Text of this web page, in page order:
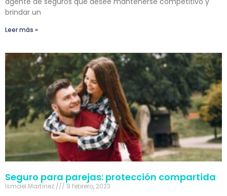
brindar un
Leer más »
Seguro para parejas: protección compartida
Ismael Martínez 9 febrero, 2023